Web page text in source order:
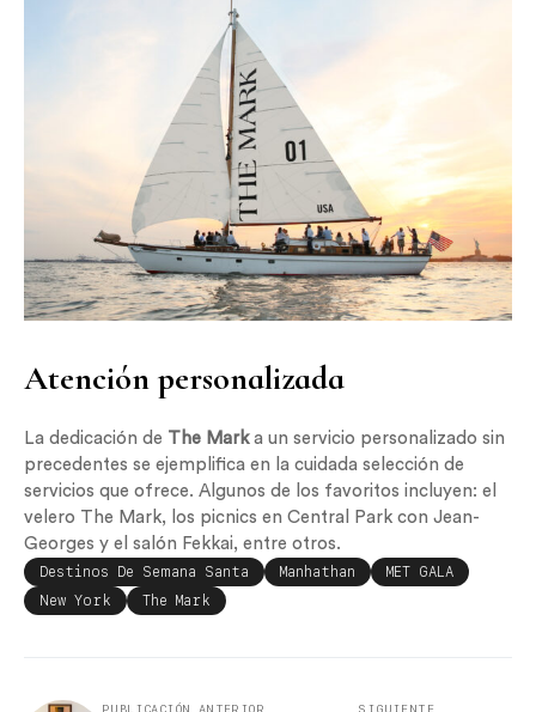
Atención personalizada
La dedicación de The Marka un servicio personalizado sin
precedentes se ejemplifica en la cuidada selección de
servicios que ofrece. Algunos de los favoritos incluyen: el
velero The Mark, los picnics en Central Park con Jean-
Georges y el salón Fekkai, entre otros.
Destinos De Semana Santa Manhathan
MET GALA
New York
The Mark
PUBLICACIÓN ANTERIOR
SIGUIENTE